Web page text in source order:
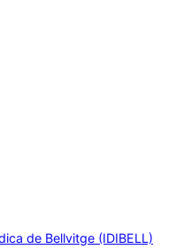
de Bellvitge (IDIBELL)